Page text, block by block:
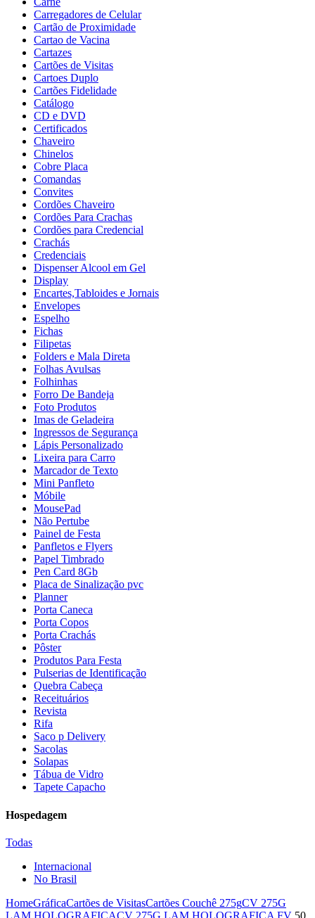
Carregadores de Celular
Cartão de Proximidade
Cartao de Vacina
Cartazes
Cartões de Visitas
Cartoes Duplo
Cartões Fidelidade
Catálogo
CD e DVD
Certificados
Chaveiro
Chinelos
Cobre Placa
Comandas
Convites
Cordões Chaveiro
Cordões Para Crachas
Cordões para Credencial
Crachás
Credenciais
Dispenser Alcool em Gel
Display
Encartes,Tabloides e Jornais
Envelopes
Espelho
Fichas
Filipetas
Folders e Mala Direta
Folhas Avulsas
Folhinhas
Forro De Bandeja
Foto Produtos
Imas de Geladeira
Ingressos de Segurança
Lápis Personalizado
Lixeira para Carro
Marcador de Texto
Mini Panfleto
Móbile
MousePad
Não Pertube
Painel de Festa
Panfletos e Flyers
Papel Timbrado
Pen Card 8Gb
Placa de Sinalização pvc
Planner
Porta Caneca
Porta Copos
Porta Crachás
Pôster
Produtos Para Festa
Pulserias de Identificação
Quebra Cabeça
Receituários
Revista
Rifa
Saco p Delivery
Sacolas
Solapas
Tábua de Vidro
Tapete Capacho
Hospedagem
Todas
Internacional
No Brasil
HomeGráficaCartões de VisitasCartões Couchê 275gCV 275G
LAM HOLOGRAFICACV 275G LAM HOLOGRAFICA FV 50